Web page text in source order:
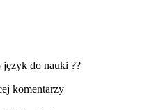
język do nauki ??
komentarzy